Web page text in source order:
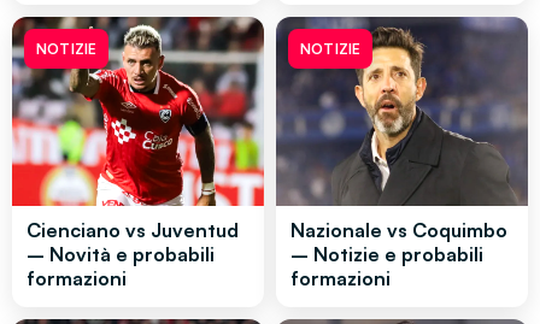
NOTIZIE
Cienciano vs Juventud
– Novità e probabili
formazioni
NOTIZIE
Nazionale vs Coquimbo
– Notizie e probabili
formazioni